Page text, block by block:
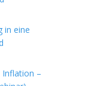
in eine
Inflation –